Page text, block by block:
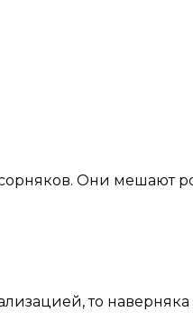
то